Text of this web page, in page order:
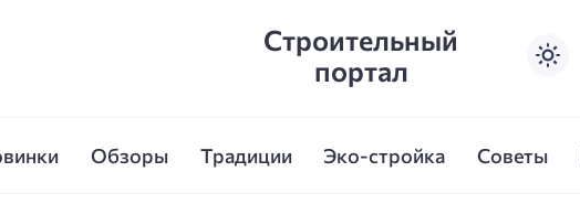
Строительный
портал
Обзоры Традиции Эко-стройка Советы